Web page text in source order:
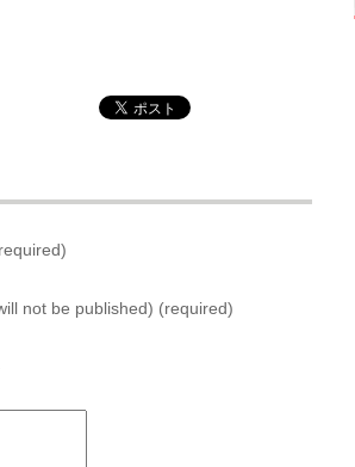
not be published) (required)